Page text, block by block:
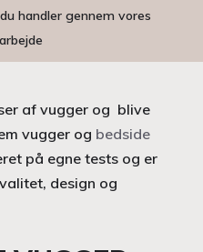
handler gennem vores
af vugger og blive
vugger og bedside
på egne tests og er
design og